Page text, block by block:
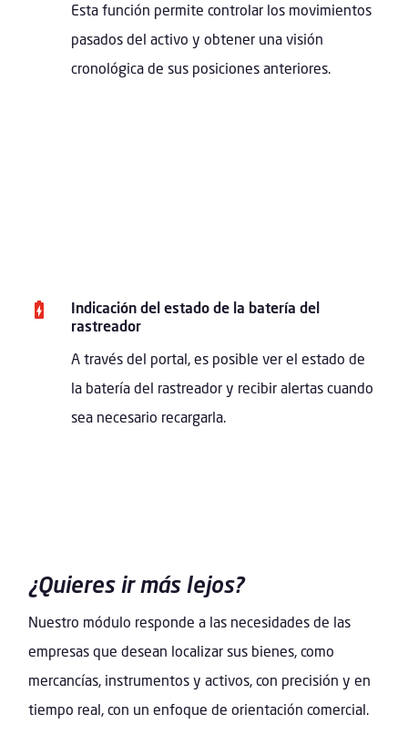
Esta función permite controlar los movimientos
pasados del activo y obtener una visión
cronológica de sus posiciones anteriores.
Indicación del estado de la batería del
rastreador
A través del portal, es posible ver el estado de
la batería del rastreador y recibir alertas cuando
sea necesario recargarla.
¿Quieres ir más lejos?
Nuestro módulo responde a las necesidades de las
empresas que desean localizar sus bienes, como
mercancías, instrumentos y activos, con precisión y en
tiempo real, con un enfoque de orientación comercial.